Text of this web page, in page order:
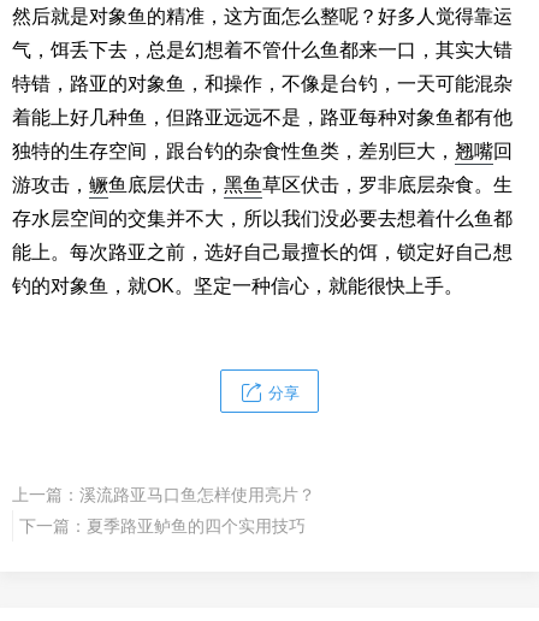
然后就是对象鱼的精准，这方面怎么整呢？好多人觉得靠运
气，饵丢下去，总是幻想着不管什么鱼都来一口，其实大错
特错，路亚的对象鱼，和操作，不像是台钓，一天可能混杂
着能上好几种鱼，但路亚远远不是，路亚每种对象鱼都有他
独特的生存空间，跟台钓的杂食性鱼类，差别巨大， 翘嘴回
游攻击， 鳜鱼底层伏击， 黑鱼草区伏击，罗非底层杂食。生
存水层空间的交集并不大，所以我们没必要去想着什么鱼都
能上。每次路亚之前，选好自己最擅长的饵，锁定好自己想
钓的对象鱼，就OK。坚定一种信心，就能很快上手。
分享
上一篇： 溪流路亚马口鱼怎样使用亮片？
下一篇： 夏季路亚鲈鱼的四个实用技巧